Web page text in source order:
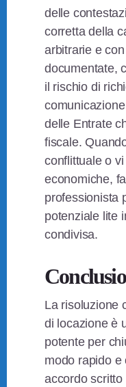
delle
corretta della
arbitrarie e
documentate,
il rischio di
delle Entrate
fiscale.
conflittuale o
economiche,
professionista
potenziale lite
condivisa.
La risoluzione
di locazione è
potente per
modo rapido e
accordo